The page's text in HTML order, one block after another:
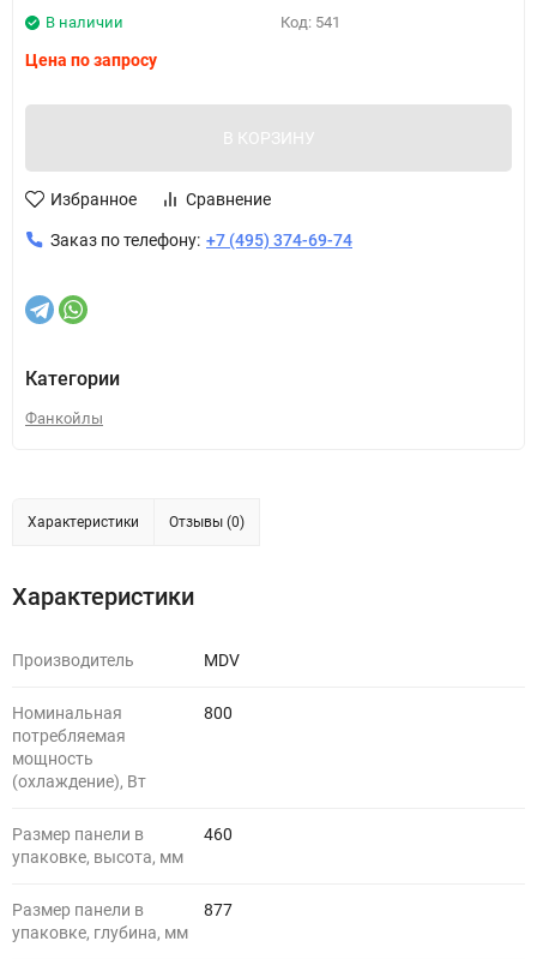
Код: 541
В наличии
Цена по запросу
В КОРЗИНУ
Избранное Сравнение
Заказ по телефону: +7 (495) 374-69-74
Категории
Фанкойлы
Характеристики Отзывы (0)
Характеристики
Производитель MDV
Номинальная
потребляемая
мощность
(охлаждение), Вт
800
Размер панели в
упаковке, высота, мм
460
Размер панели в
упаковке, глубина, мм
877